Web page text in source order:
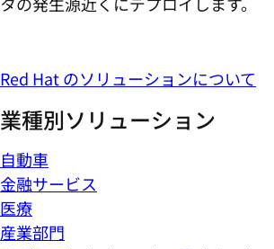
Red Hat のソリューションについて
業種別ソリューション
自動車
金融サービス
医療
産業部門